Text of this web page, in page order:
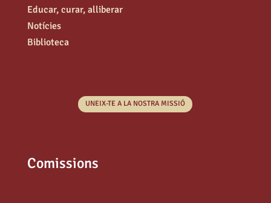
Educar, curar, alliberar
Notícies
Biblioteca
UNEIX-TE A LA NOSTRA MISSIÓ
Comissions